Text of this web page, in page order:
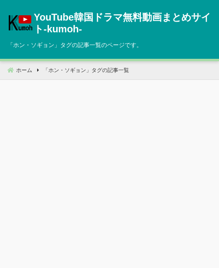
へ
動
YouTube韓国ドラマ無料動画まとめサイ
ト‐kumoh‐
「ホン・ソギョン 」タグの記事一覧のページです。
ホーム 「 ホン・ソギョン 」タグの記事一覧